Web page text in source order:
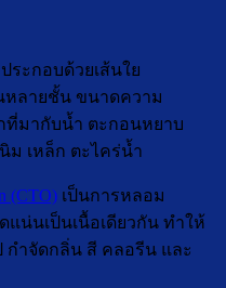
ประกอบด้วยเส้นใย
หลายชั้น ขนาดความ
ที่มากับน้ำ ตะกอนหยาบ
ม เหล็ก ตะไคร่น้ำ
(CTO) เป็นการหลอม
น่นเป็นเนื้อเดียวกัน ทำให้
กำจัดกลิ่น สี คลอรีน และ